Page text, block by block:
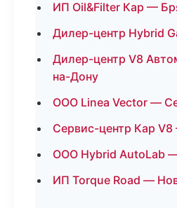
ИП Oil&Filter Кар —
Дилер-центр Hybrid
Дилер-центр V8
на-Дону
ООО Linea Vector —
Сервис-центр Кар
ООО Hybrid AutoLab
ИП Torque Road —